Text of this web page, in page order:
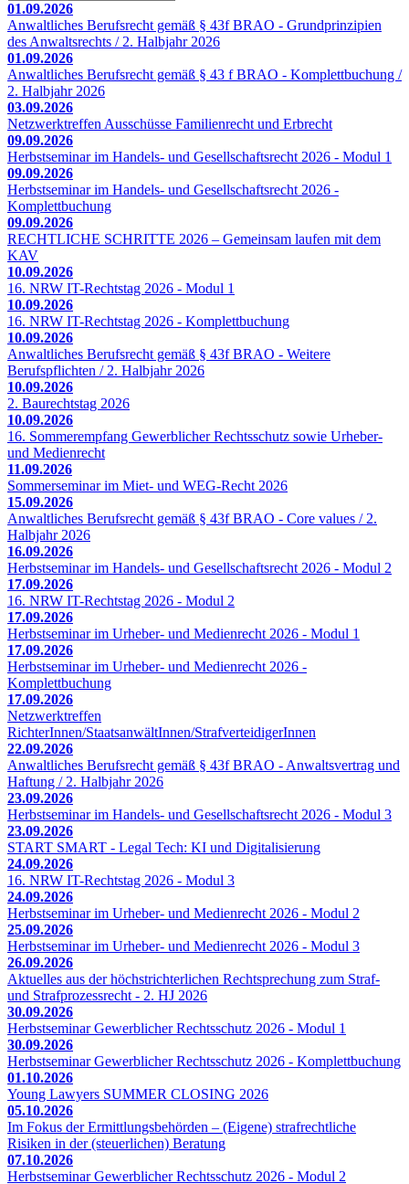
01.09.2026
Anwaltliches Berufsrecht gemäß § 43f BRAO - Grundprinzipien
des Anwaltsrechts / 2. Halbjahr 2026
01.09.2026
Anwaltliches Berufsrecht gemäß § 43 f BRAO - Komplettbuchung /
2. Halbjahr 2026
03.09.2026
Netzwerktreffen Ausschüsse Familienrecht und Erbrecht
09.09.2026
Herbstseminar im Handels- und Gesellschaftsrecht 2026 - Modul 1
09.09.2026
Herbstseminar im Handels- und Gesellschaftsrecht 2026 -
Komplettbuchung
09.09.2026
RECHTLICHE SCHRITTE 2026 – Gemeinsam laufen mit dem
KAV
10.09.2026
16. NRW IT-Rechtstag 2026 - Modul 1
10.09.2026
16. NRW IT-Rechtstag 2026 - Komplettbuchung
10.09.2026
Anwaltliches Berufsrecht gemäß § 43f BRAO - Weitere
Berufspflichten / 2. Halbjahr 2026
10.09.2026
2. Baurechtstag 2026
10.09.2026
16. Sommerempfang Gewerblicher Rechtsschutz sowie Urheber-
und Medienrecht
11.09.2026
Sommerseminar im Miet- und WEG-Recht 2026
15.09.2026
Anwaltliches Berufsrecht gemäß § 43f BRAO - Core values / 2.
Halbjahr 2026
16.09.2026
Herbstseminar im Handels- und Gesellschaftsrecht 2026 - Modul 2
17.09.2026
16. NRW IT-Rechtstag 2026 - Modul 2
17.09.2026
Herbstseminar im Urheber- und Medienrecht 2026 - Modul 1
17.09.2026
Herbstseminar im Urheber- und Medienrecht 2026 -
Komplettbuchung
17.09.2026
Netzwerktreffen
RichterInnen/StaatsanwältInnen/StrafverteidigerInnen
22.09.2026
Anwaltliches Berufsrecht gemäß § 43f BRAO - Anwaltsvertrag und
Haftung / 2. Halbjahr 2026
23.09.2026
Herbstseminar im Handels- und Gesellschaftsrecht 2026 - Modul 3
23.09.2026
START SMART - Legal Tech: KI und Digitalisierung
24.09.2026
16. NRW IT-Rechtstag 2026 - Modul 3
24.09.2026
Herbstseminar im Urheber- und Medienrecht 2026 - Modul 2
25.09.2026
Herbstseminar im Urheber- und Medienrecht 2026 - Modul 3
26.09.2026
Aktuelles aus der höchstrichterlichen Rechtsprechung zum Straf-
und Strafprozessrecht - 2. HJ 2026
30.09.2026
Herbstseminar Gewerblicher Rechtsschutz 2026 - Modul 1
30.09.2026
Herbstseminar Gewerblicher Rechtsschutz 2026 - Komplettbuchung
01.10.2026
Young Lawyers SUMMER CLOSING 2026
05.10.2026
Im Fokus der Ermittlungsbehörden – (Eigene) strafrechtliche
Risiken in der (steuerlichen) Beratung
07.10.2026
Herbstseminar Gewerblicher Rechtsschutz 2026 - Modul 2